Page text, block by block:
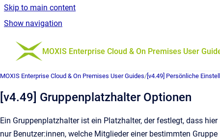
Skip to main content
Show navigation
Go to homepage
MOXIS Enterprise Cloud & On Premises User
MOXIS Enterprise Cloud & On Premises User Guides/ [v4.49] Persönliche
[v4.49] Gruppenplatzhalter Optionen
Ein Gruppenplatzhalter ist ein Platzhalter, der festlegt, dass hier
nur Benutzer:innen, welche Mitglieder einer bestimmten Gruppe